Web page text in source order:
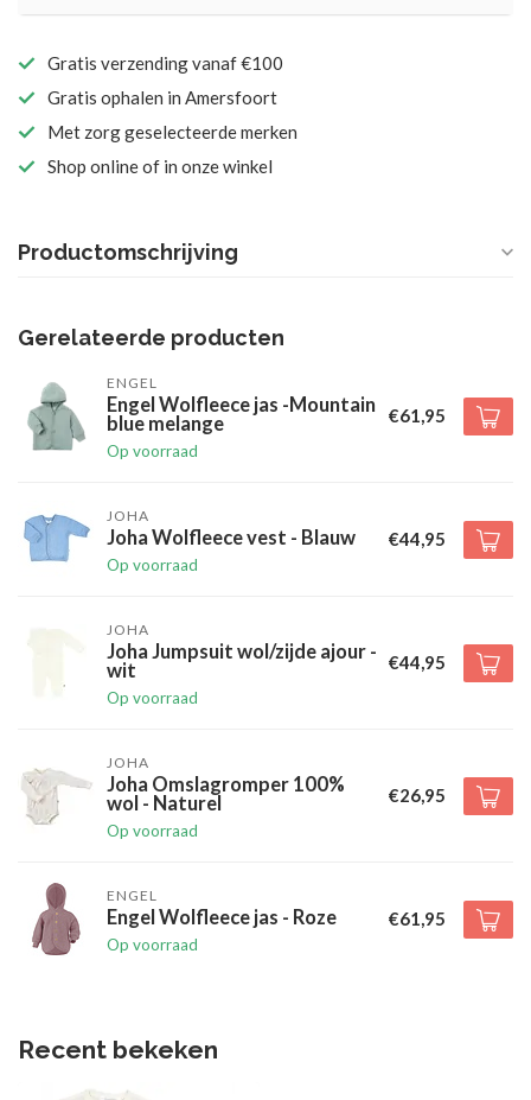
Gratis verzending vanaf €100
Gratis ophalen in Amersfoort
Met zorg geselecteerde merken
Shop online of in onze winkel
Productomschrijving
Gerelateerde producten
ENGEL
Engel Wolfleece jas -Mountain
blue melange
Op voorraad
€61,95
JOHA
Joha Wolfleece vest - Blauw
Op voorraad
€44,95
JOHA
Joha Jumpsuit wol/zijde ajour -
wit
Op voorraad
€44,95
JOHA
Joha Omslagromper 100%
wol - Naturel
Op voorraad
€26,95
ENGEL
Engel Wolfleece jas - Roze
Op voorraad
€61,95
Recent bekeken